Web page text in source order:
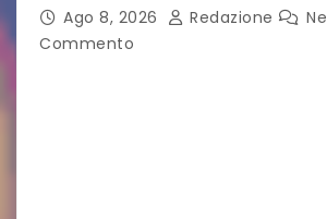
Ago 8, 2026 Redazione
Commento